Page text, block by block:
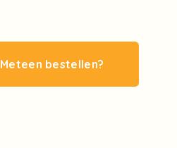
Meteen bestellen?